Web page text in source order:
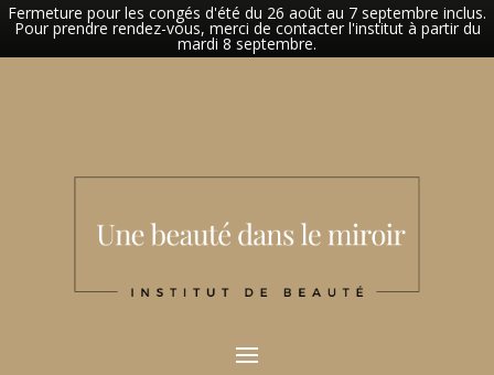
Fermeture pour les congés d'été du 26 août au 7 septembre inclus.
Pour prendre rendez-vous, merci de contacter l'institut à partir du
mardi 8 septembre.